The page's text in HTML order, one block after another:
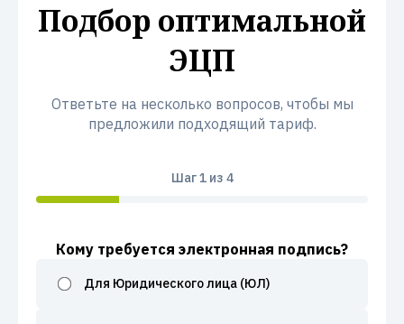
Подбор оптимальной
ЭЦП
Ответьте на несколько вопросов, чтобы мы
предложили подходящий тариф.
Шаг1из 4
Кому требуется электронная подпись?
Для Юридического лица (ЮЛ)